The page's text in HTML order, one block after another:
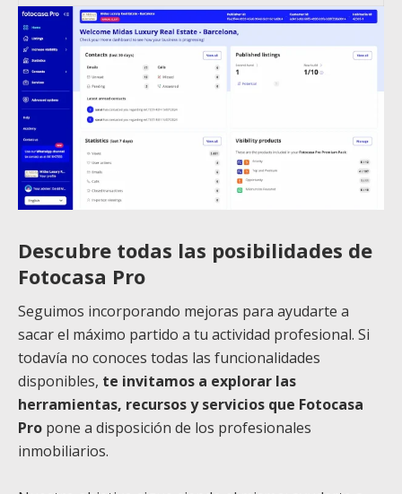
Descubre todas las posibilidades de
Fotocasa Pro
Seguimos incorporando mejoras para ayudarte a
sacar el máximo partido a tu actividad profesional. Si
todavía no conoces todas las funcionalidades
disponibles, te invitamos a explorar las
herramientas, recursos y servicios que Fotocasa
Pro pone a disposición de los profesionales
inmobiliarios.